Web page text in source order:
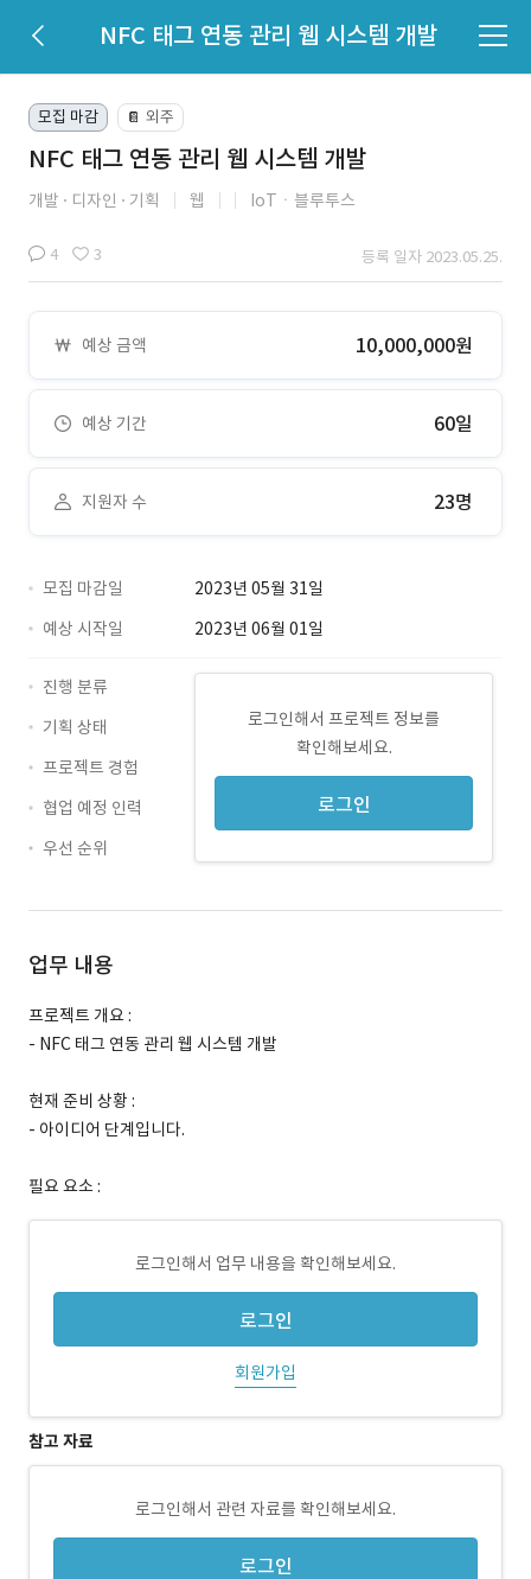
NFC 태그 연동 관리 웹 시스템 개발
모집 마감 📔 외주
NFC 태그 연동 관리 웹 시스템 개발
개발 디자인 기획 웹 IoTㆍ블루투스
4 3 등록 일자 2023.05.25.
예상 금액 10,000,000원
예상 기간 60일
지원자 수 23명
모집 마감일
2023년 05월 31일
예상 시작일
2023년 06월 01일
로그인해서 프로젝트 정보를
확인해보세요.
로그인
진행 분류
기획 상태
프로젝트 경험
협업 예정 인력
우선 순위
업무 내용
프로젝트 개요 :
- NFC 태그 연동 관리 웹 시스템 개발
현재 준비 상황 :
- 아이디어 단계입니다.
필요 요소 :
로그인해서 업무 내용을 확인해보세요.
로그인
회원가입
참고 자료
로그인해서 관련 자료를 확인해보세요.
로그인